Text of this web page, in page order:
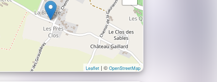
Leaflet | © OpenStreetMap